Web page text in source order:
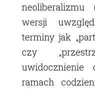
neoliberalizmu
wersji
terminy jak
czy
uwidocznienie
ramach